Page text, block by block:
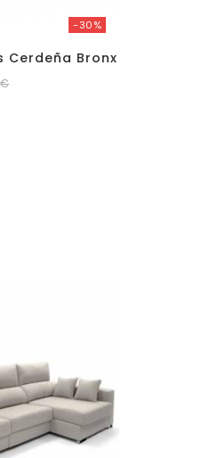
-30%
Cerdeña Bronx
€